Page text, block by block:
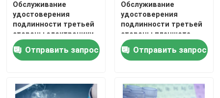
Обслуживание
удостоверения
подлинности третьей
стороны электроники
обслуживаний
испытательной
Отправить запрос
Обслуживание
удостоверения
подлинности третьей
стороны планшета
приборов
обслуживаний
мобильного телефона
беспроводное
Отправить запрос